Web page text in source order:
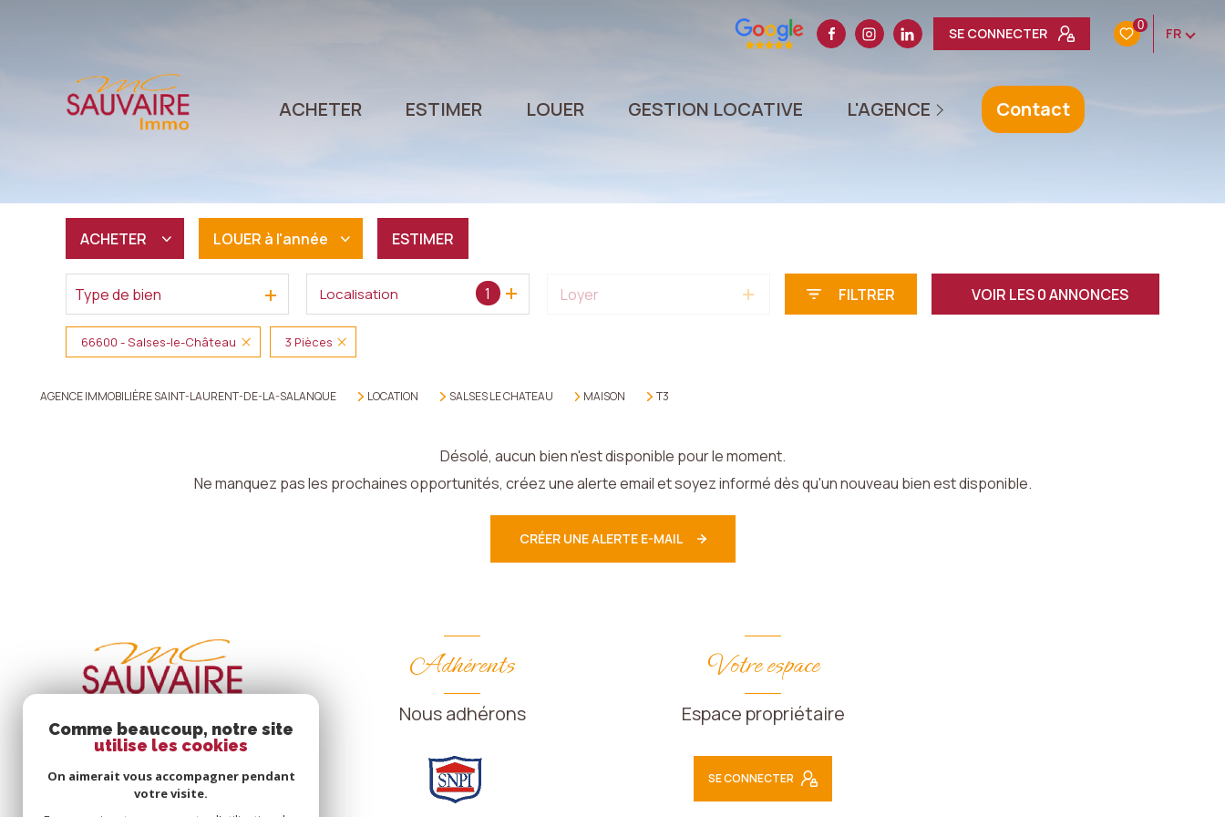
SE CONNECTER 0 FR
ACHETER ESTIMER LOUER GESTION LOCATIVE L'AGENCE
AVIS CLIENTS Contact
ACHETER
De l'ancien
LOUER à l'année
à l'année
De l'immo pro
ESTIMER
Type de bien 1
Localisation Loyer FILTRER VOIR LES0ANNONCES
66600 - Salses-le-Château 3 Pièces
AGENCE IMMOBILIÈRE SAINT-LAURENT-DE-LA-SALANQUE LOCATION SALSES LE CHATEAU MAISON T3
Désolé, aucun bien n'est disponible pour le moment.
Ne manquez pas les prochaines opportunités, créez une alerte email et soyez informé dès qu'un nouveau bien est disponible.
CRÉER UNE ALERTE E-MAIL
Adhérents
Nous adhérons
Votre espace
Espace propriétaire
SE CONNECTER
Comme beaucoup, notre site
utilise les cookies
On aimerait vous accompagner pendant
votre visite.